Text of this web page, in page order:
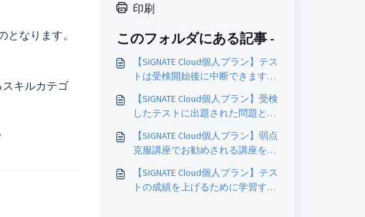
なります。
キルカテゴ
印刷
このフォルダにある記事 -
【SIGNATE Cloud個人プラン】テス
トは受検開始後に中断できます
【SIGNATE Cloud個人プラン】受検
したテストに出題された問題と正
【SIGNATE Cloud個人プラン】弱点
克服講座でお勧めされる講座を知
【SIGNATE Cloud個人プラン】テス
トの成績を上げるために学習すべ